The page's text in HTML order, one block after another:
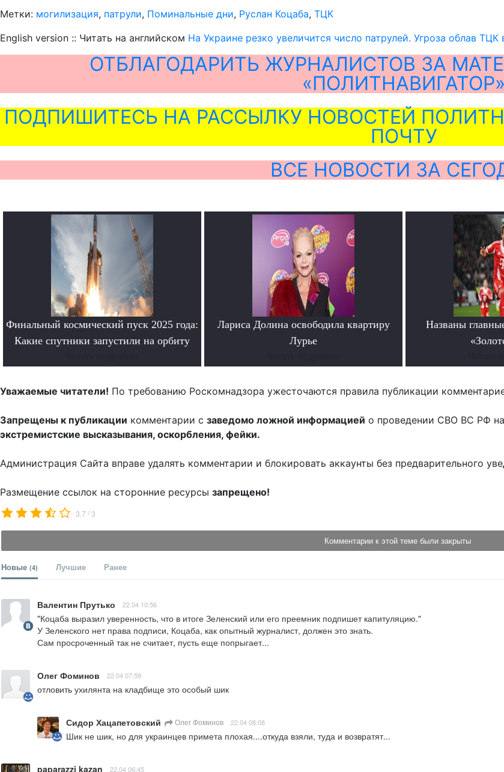
Метки: могилизация, патрули, Поминальные дни, Руслан Коцаба, ТЦК
English version :: Читать на английском На Украине резко увеличится число патрулей. Угроза облав
ОТБЛАГОДАРИТЬ ЖУРНАЛИСТОВ ЗА
«ПОЛИТНАВИГАТОР»
ПОДПИШИТЕСЬ НА РАССЫЛКУ НОВОСТЕЙ
ПОЧТУ
ВСЕ НОВОСТИ ЗА
Финальный космический пуск 2025 года:
Какие спутники запустили на орбиту
Лариса Долина освободила квартиру
Лурье
Названы
Уважаемые читатели! По требованию Роскомнадзора ужесточаются правила публикации
Запрещены к публикации комментарии с заведомо ложной информацией о проведении СВО ВС РФ
экстремистские высказывания, оскорбления, фейки.
Администрация Сайта вправе удалять комментарии и блокировать аккаунты без предварительного
Размещение ссылок на сторонние ресурсы запрещено!
3.7 /3
Комментарии к этой теме были закрыты
Новые (4) Лучшие Ранее
Валентин Прутько 22.04 10:56
"Коцаба выразил уверенность, что в итоге Зеленский или его преемник подпишет капитуляцию."
У Зеленского нет права подписи, Коцаба, как опытный журналист, должен это знать.
Сам просроченный так не считает, пусть еще попрыгает...
Олег Фоминов 22.04 07:59
отловить ухилянта на кладбище это особый шик
Сидор Хацапетовский Олег Фоминов 22.04 08:08
Шик не шик, но для украинцев примета плохая....откуда взяли, туда и возвратят...
paparazzi kazan 22.04 06:45